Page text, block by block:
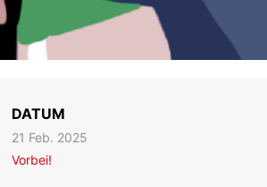
DATUM
21 Feb. 2025
Vorbei!